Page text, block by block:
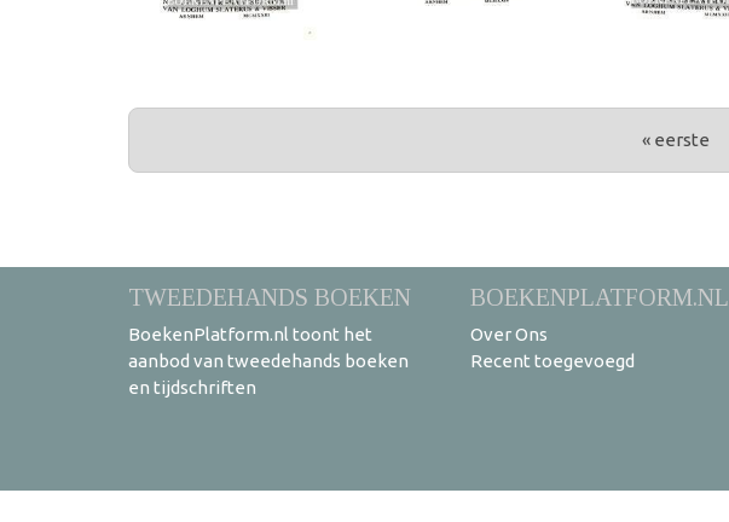
PAGINA'S « eerste
TWEEDEHANDS BOEKEN
BoekenPlatform.nl toont het
aanbod van tweedehands boeken
en tijdschriften
BOEKENPLATFORM.NL
Over Ons
Recent toegevoegd